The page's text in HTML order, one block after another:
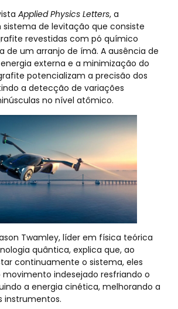
Applied Physics Letters, a
de levitação que consiste
revestidas com pó químico
de um arranjo de ímã. A ausência de
externa e a minimização do
potencializam a precisão dos
a detecção de variações
no nível atômico.
Twamley, líder em física teórica
quântica, explica que, ao
continuamente o sistema, eles
movimento indesejado resfriando o
a energia cinética, melhorando a
instrumentos.